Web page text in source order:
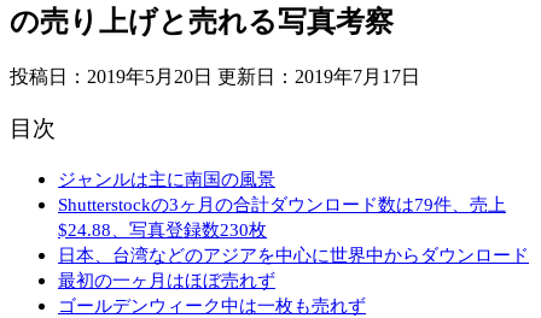
の売り上げと売れる写真考察
投稿日：2019年5月20日 更新日： 2019年7月17日
目次
ジャンルは主に南国の風景
Shutterstockの3ヶ月の合計ダウンロード数は79件、売上
$24.88、写真登録数230枚
日本、台湾などのアジアを中心に世界中からダウンロード
最初の一ヶ月はほぼ売れず
ゴールデンウィーク中は一枚も売れず